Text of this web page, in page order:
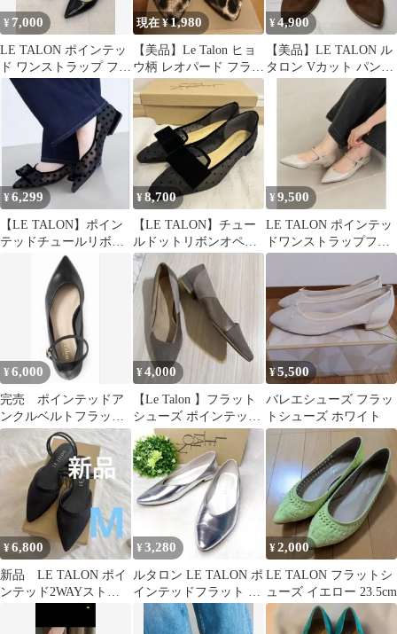
¥ 7,000
LE TALON ポインテッ
ド ワンストラップ フラ
ットパンプス ブラック
現在 ¥1,980
【美品】Le Talon ヒョ
ウ柄 レオパード フラッ
ト21.5
¥4,900
【美品】LE TALON ル
タロン Vカット パンプ
ス スウェード ブラウン
¥6,299
【LE TALON】ポイン
テッドチュールリボン
フラット ブラック
¥8,700
【LE TALON】チュー
ルドットリボンオペラ
フラット ブラック
¥ 9,500
LE TALON ポインテッ
ドワンストラップフラ
ット
¥6,000
完売 ポインテッドア
ンクルベルトフラッ
ト naoko tsujiコラボ
ルタロン
¥4,000
【Le Talon 】フラット
シューズ ポインテッド
トゥ グレー スエード
¥5,500
バレエシューズ フラッ
トシューズ ホワイト
¥6,800
新品 LE TALON ポイ
ンテッド2WAYストラ
ップチュールミュー
ル Mサイズ
¥ 3,280
ルタロン LE TALON ポ
インテッドフラット 24
銀 日本製 シルバー
¥2,000
LE TALON フラットシ
ューズ イエロー 23.5cm